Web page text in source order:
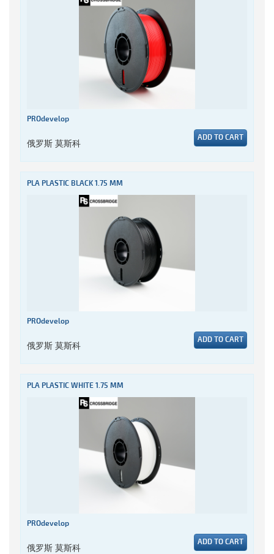
PROdevelop
俄罗斯 莫斯科 ADD TO CART
PLA PLASTIC BLACK 1.75 MM
PROdevelop
俄罗斯 莫斯科 ADD TO CART
PLA PLASTIC WHITE 1.75 MM
PROdevelop
俄罗斯 莫斯科 ADD TO CART